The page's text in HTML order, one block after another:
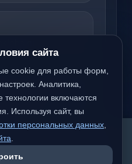
not from a Russian-
like to switch to the
услуг, сайтов,
решений и
сайта
cookie для работы форм,
Аналитика,
включаются
Используя сайт, вы
персональных данных